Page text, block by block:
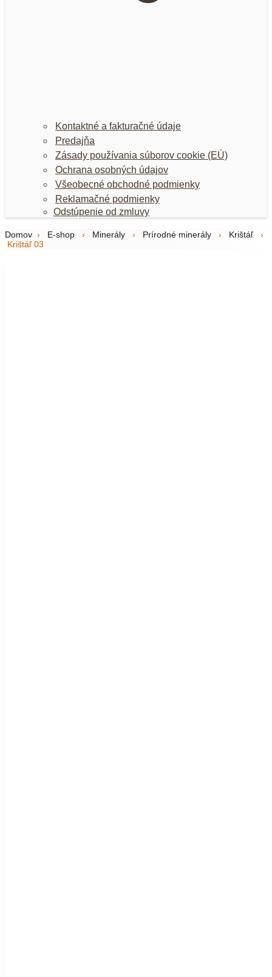
Kontaktné a fakturačné údaje
Predajňa
Zásady používania súborov cookie (EÚ)
Ochrana osobných údajov
Všeobecné obchodné podmienky
Reklamačné podmienky
Odstúpenie od zmluvy
Domov › E-shop › Minerály › Prírodné minerály › Krištáľ
›
Krištáľ 03